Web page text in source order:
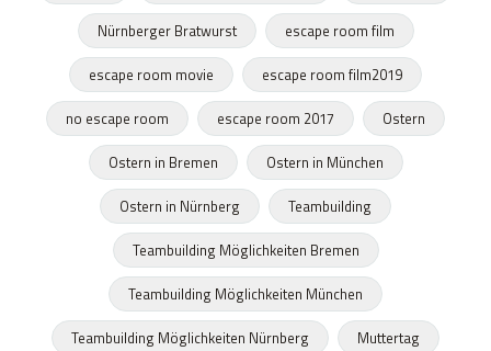
Nürnberger Bratwurst
escape room film
escape room movie
escape room film2019
no escape room
escape room 2017
Ostern
Ostern in Bremen
Ostern in München
Ostern in Nürnberg
Teambuilding
Teambuilding Möglichkeiten Bremen
Teambuilding Möglichkeiten München
Teambuilding Möglichkeiten Nürnberg
Muttertag